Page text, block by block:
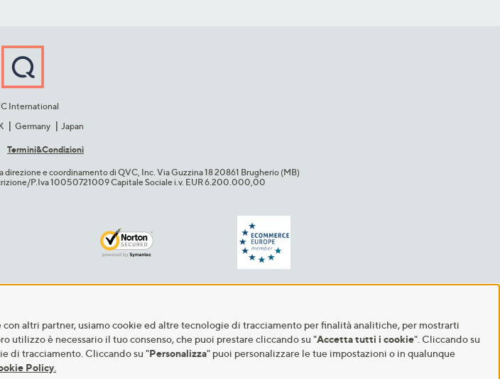
International
Germany Japan
Termini&C​ondizioni
e coordinamento di QVC, Inc. Via Guzzina 18 20861 Brugherio (MB)​
P.Iva 10050721009 Capitale Sociale i.v. EUR 6.200.000,00​
altri partner, usiamo cookie ed altre tecnologie di tracciamento per finalità analitiche, per mostrarti
utilizzo è necessario il tuo consenso, che puoi prestare cliccando su "Accetta tutti i cookie". Cliccando su
di tracciamento. Cliccando su "Personalizza" puoi personalizzare le tue impostazioni o in qualunque
Policy